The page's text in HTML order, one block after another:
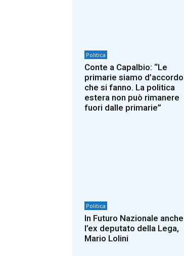
Politica
Conte a Capalbio: “Le
primarie siamo d’accordo
che si fanno. La politica
estera non può rimanere
fuori dalle primarie”
Politica
In Futuro Nazionale anche
l’ex deputato della Lega,
Mario Lolini